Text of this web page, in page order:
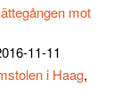
mot
11-11
i Haag,